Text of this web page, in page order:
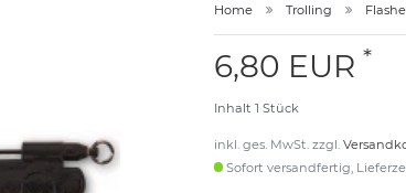
Home Trolling
6,80 EUR *
Inhalt 1 Stück
inkl. ges. MwSt. zzgl.
Sofort versandfertig,